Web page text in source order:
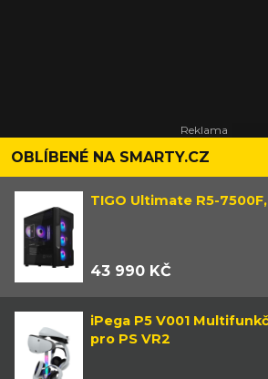
OBLÍBENÉ NA SMARTY.CZ
TIGO Ultimate R5-
43 990 KČ
iPega P5 V001
pro PS VR2